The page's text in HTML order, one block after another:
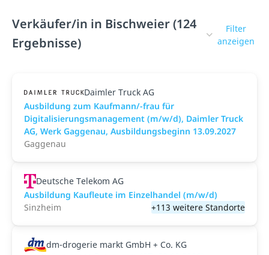
Verkäufer/in in Bischweier (124
Ergebnisse)
Filter
anzeigen
Daimler Truck AG
Ausbildung zum Kaufmann/-frau für
Digitalisierungsmanagement (m/w/d), Daimler Truck
AG, Werk Gaggenau, Ausbildungsbeginn 13.09.2027
Gaggenau
Deutsche Telekom AG
Ausbildung Kaufleute im Einzelhandel (m/w/d)
Sinzheim
+113 weitere Standorte
dm-drogerie markt GmbH + Co. KG